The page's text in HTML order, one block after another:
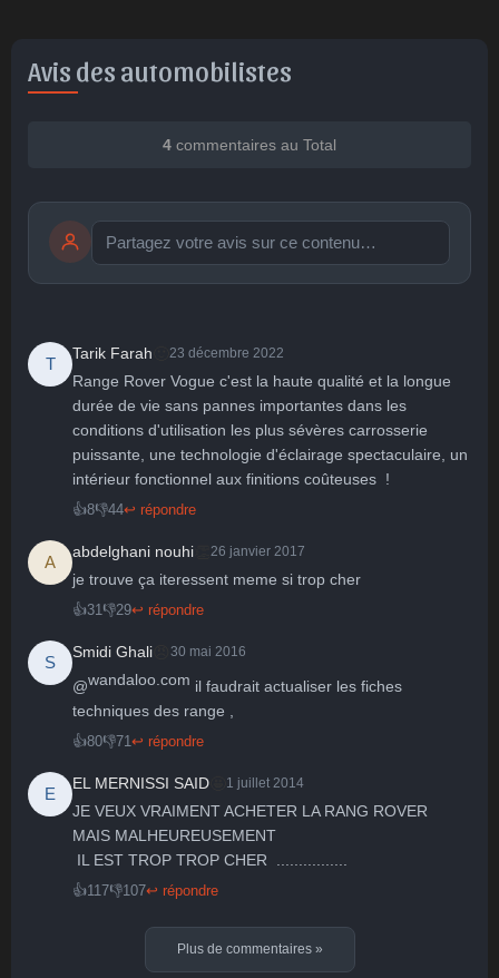
Avis des automobilistes
4 commentaires au Total
🤩
Parfait
👏
Bravo
😄
Réjoui
🙂
Content
😐
Indifférent
😮
Surpris
😞
Déçu
😠
Enervé
😨
Effrayé
publication immédiate Publier
T
Tarik Farah 23 décembre 2022
Range Rover Vogue c'est la haute qualité et la longue
durée de vie sans pannes importantes dans les
conditions d'utilisation les plus sévères carrosserie
puissante, une technologie d'éclairage spectaculaire, un
intérieur fonctionnel aux finitions coûteuses  !
👍8👎44↩ répondre
A
abdelghani nouhi 26 janvier 2017
je trouve ça iteressent meme si trop cher
👍31 👎29↩ répondre
S
Smidi Ghali 30 mai 2016
@wandaloo.com il faudrait actualiser les fiches
techniques des range ,
👍80👎71↩ répondre
E
EL MERNISSI SAID 1 juillet 2014
JE VEUX VRAIMENT ACHETER LA RANG ROVER
MAIS MALHEUREUSEMENT
IL EST TROP TROP CHER  ................
👍117👎107↩ répondre
Plus de commentaires »